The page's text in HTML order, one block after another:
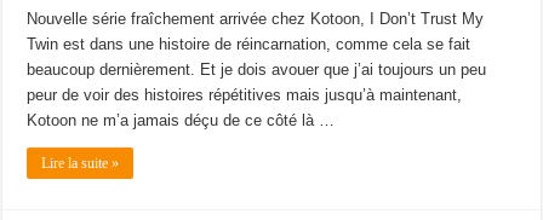
Nouvelle série fraîchement arrivée chez Kotoon, I Don’t Trust My
Twin est dans une histoire de réincarnation, comme cela se fait
beaucoup dernièrement. Et je dois avouer que j’ai toujours un peu
peur de voir des histoires répétitives mais jusqu’à maintenant,
Kotoon ne m’a jamais déçu de ce côté là …
Lire la suite »